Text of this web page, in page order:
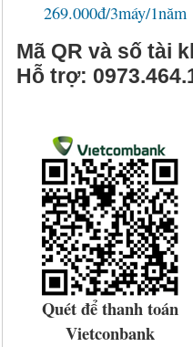
269.000đ/3máy/1năm
Mã QR và số tài
Hỗ trợ:
Quét để thanh toán
Vietconbank